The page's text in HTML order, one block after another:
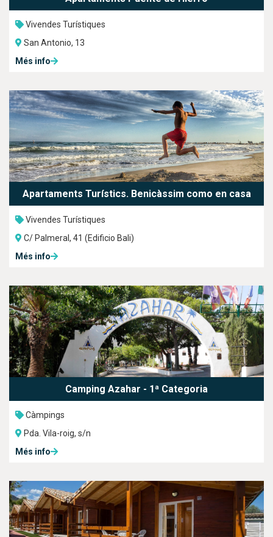
Vivendes Turístiques
San Antonio, 13
Més info
Apartaments Turístics. Benicàssim como en casa
Vivendes Turístiques
C/ Palmeral, 41 (Edificio Bali)
Més info
Camping Azahar - 1ª Categoria
Càmpings
Pda. Vila-roig, s/n
Més info